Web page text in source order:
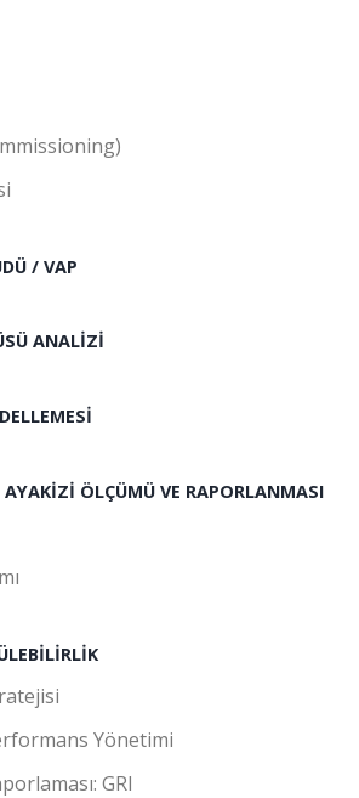
/ VAP
ANALIZI
ÖLÇÜMÜ VE RAPORLANMASI
Yönetimi
GRI